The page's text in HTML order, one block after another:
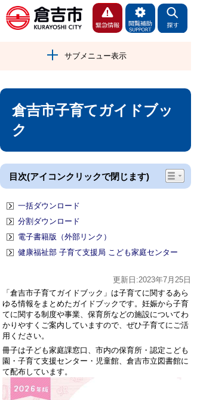
サブメニュー表示
倉吉市子育てガイドブッ
ク
目次(アイコンクリックで閉じます)
一括ダウンロード
分割ダウンロード
電子書籍版（外部リンク）
健康福祉部 子育て支援局 こども家庭センター
更新日:2023年7月25日
「倉吉市子育てガイドブック」は子育てに関するあら
ゆる情報をまとめたガイドブックです。妊娠から子育
てに関する制度や事業、保育所などの施設についてわ
かりやすくご案内していますので、ぜひ子育てにご活
用ください。
冊子は子ども家庭課窓口、市内の保育所・認定こども
園・子育て支援センター・児童館、倉吉市立図書館に
て配布しています。